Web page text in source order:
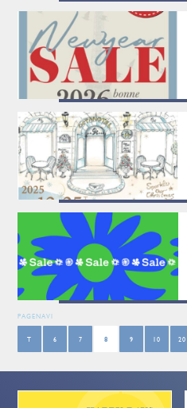
PAGENAVI
T 6 7 8 9 10 20